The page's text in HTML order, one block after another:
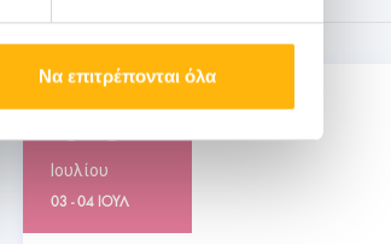
Να επιτρέπονται όλα
03
Ιουλίου
03 - 04 ΙΟΥΛ